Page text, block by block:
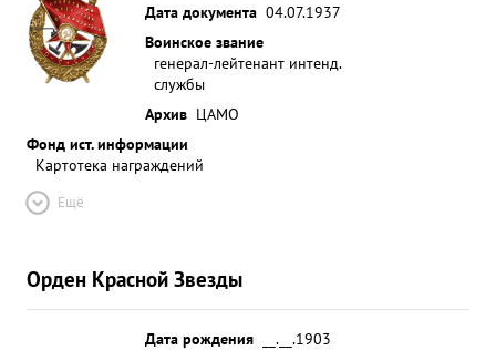
Дата документа 04.07.1937
Воинское звание
генерал-лейтенант интенд.
службы
Архив ЦАМО
Фонд ист. информации
Картотека награждений
Ещё
Орден Красной Звезды
Дата рождения
__.__.1903